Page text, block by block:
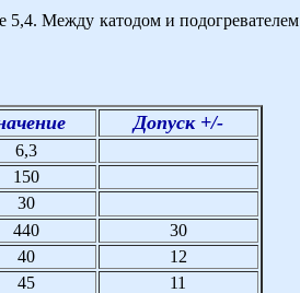
Между катодом и подогревателем
Допуск +/-
6,3
150
30
440
30
40
12
45
11